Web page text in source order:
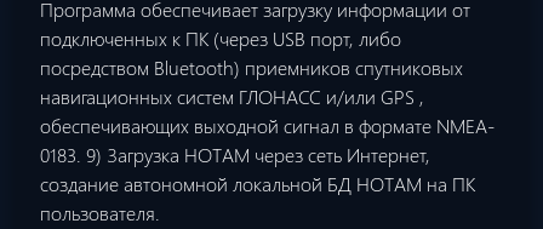
Программа обеспечивает загрузку информации от
подключенных к ПК (через USB порт, либо
посредством Bluetooth) приемников спутниковых
навигационных систем ГЛОНАСС и/или GPS ,
обеспечивающих выходной сигнал в формате NMEA-
0183. 9) Загрузка НОТАМ через сеть Интернет,
создание автономной локальной БД НОТАМ на ПК
пользователя.